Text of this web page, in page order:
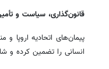
قانون‌گذاری، سیاست و
پیمان‌های اتحادیه اروپا
انسانی را تضمین کرده و